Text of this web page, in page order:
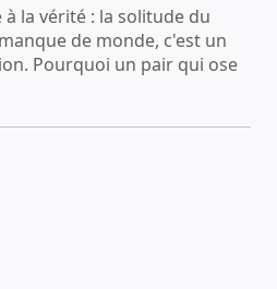
la vérité : la solitude du
de monde, c'est un
Pourquoi un pair qui ose